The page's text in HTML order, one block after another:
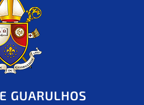
GUARULHOS